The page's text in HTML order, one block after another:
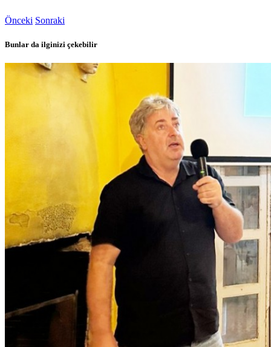
Önceki Sonraki
Bunlar da ilginizi çekebilir